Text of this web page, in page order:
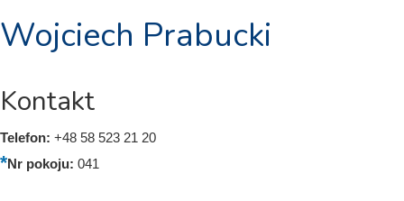
Wojciech Prabucki
Kontakt
Telefon: +48 58 523 21 20
Nr pokoju: 041